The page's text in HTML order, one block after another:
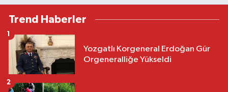
Trend Haberler
Yozgatlı Korgeneral Erdoğan Gür
Orgeneralliğe Yükseldi
1
2